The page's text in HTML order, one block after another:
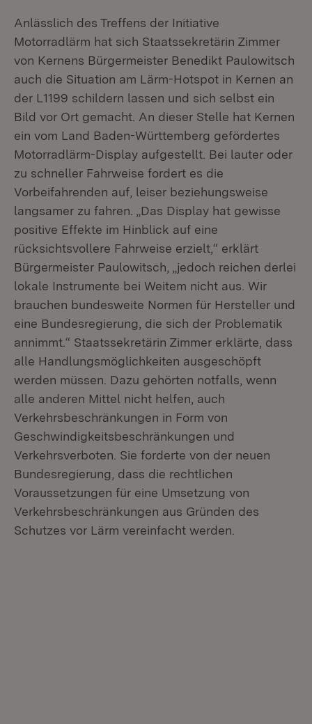
Anlässlich des Treffens der Initiative
Motorradlärm hat sich Staatssekretärin Zimmer
von Kernens Bürgermeister Benedikt Paulowitsch
auch die Situation am Lärm-Hotspot in Kernen an
der L1199 schildern lassen und sich selbst ein
Bild vor Ort gemacht. An dieser Stelle hat Kernen
ein vom Land Baden-Württemberg gefördertes
Motorradlärm-Display aufgestellt. Bei lauter oder
zu schneller Fahrweise fordert es die
Vorbeifahrenden auf, leiser beziehungsweise
langsamer zu fahren. „Das Display hat gewisse
positive Effekte im Hinblick auf eine
rücksichtsvollere Fahrweise erzielt,“ erklärt
Bürgermeister Paulowitsch, „jedoch reichen derlei
lokale Instrumente bei Weitem nicht aus. Wir
brauchen bundesweite Normen für Hersteller und
eine Bundesregierung, die sich der Problematik
annimmt.“ Staatssekretärin Zimmer erklärte, dass
alle Handlungsmöglichkeiten ausgeschöpft
werden müssen. Dazu gehörten notfalls, wenn
alle anderen Mittel nicht helfen, auch
Verkehrsbeschränkungen in Form von
Geschwindigkeitsbeschränkungen und
Verkehrsverboten. Sie forderte von der neuen
Bundesregierung, dass die rechtlichen
Voraussetzungen für eine Umsetzung von
Verkehrsbeschränkungen aus Gründen des
Schutzes vor Lärm vereinfacht werden.